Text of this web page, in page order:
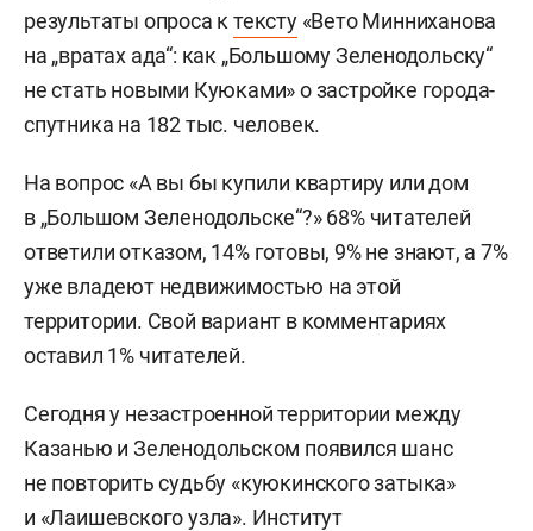
результаты опроса ктексту«Вето Минниханова
на „вратах ада“: как „Большому Зеленодольску“
не стать новыми Куюками» о застройке города-
спутника на 182 тыс. человек.
На вопрос «А вы бы купили квартиру или дом
в „Большом Зеленодольске“?» 68% читателей
ответили отказом, 14% готовы, 9% не знают, а 7%
уже владеют недвижимостью на этой
территории. Свой вариант в комментариях
оставил 1% читателей.
Сегодня у незастроенной территории между
Казанью и Зеленодольском появился шанс
не повторить судьбу «куюкинского затыка»
и «Лаишевского узла». Институт